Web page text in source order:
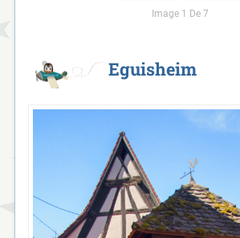
Image 1 De 7
Eguisheim